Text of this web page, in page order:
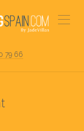
79 66